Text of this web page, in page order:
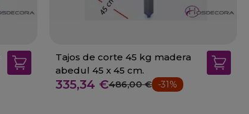
Tajos de corte 45 kg madera
abedul 45 x 45 cm.
335,34 €486,00 € -31%